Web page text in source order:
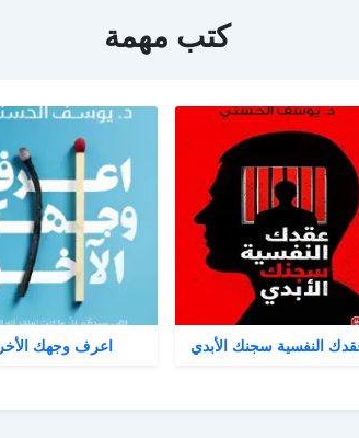
كتب مهمة
النفسية سجنك الأبدي اعرف وجهك الأخر